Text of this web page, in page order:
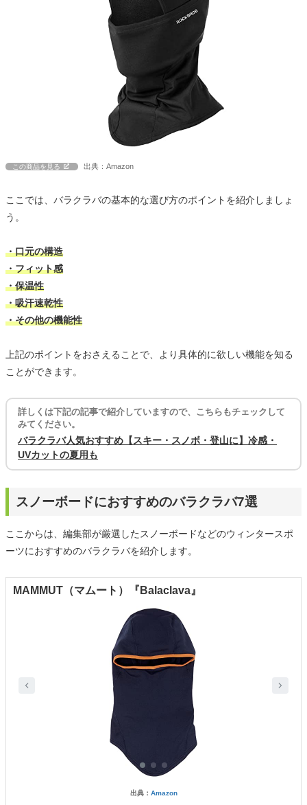
この商品を見る 出典：Amazon
ここでは、バラクラバの基本的な選び方のポイントを紹介しましょ
う。
・口元の構造
・フィット感
・保温性
・吸汗速乾性
・その他の機能性
上記のポイントをおさえることで、より具体的に欲しい機能を知る
ことができます。
詳しくは下記の記事で紹介していますので、こちらもチェックして
みてください。
バラクラバ人気おすすめ【スキー・スノボ・登山に】冷感・
UVカットの夏用も
スノーボードにおすすめのバラクラバ7選
ここからは、編集部が厳選したスノーボードなどのウィンタースポ
ーツにおすすめのバラクラバを紹介します。
MAMMUT（マムート）『Balaclava』
出典： Amazon